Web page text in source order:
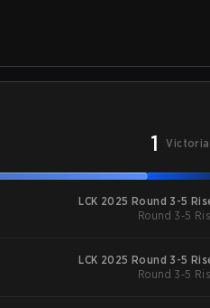
1
LCK 2025 Round 3-5
Round 3-5
LCK 2025 Round 3-5
Round 3-5